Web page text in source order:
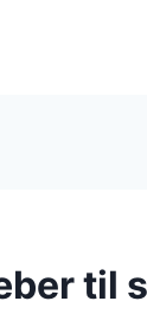
til